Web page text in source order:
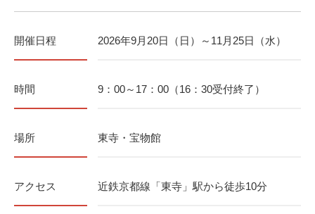
開催日程 2026年9月20日（日）～11月25日（水）
時間 9：00～17：00（16：30受付終了）
場所 東寺・宝物館
アクセス 近鉄京都線「東寺」駅から徒歩10分